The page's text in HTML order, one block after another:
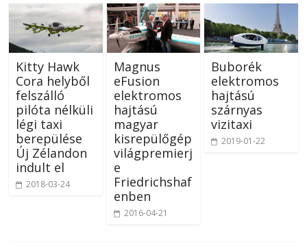
Kitty Hawk
Cora helyből
felszálló
pilóta nélküli
légi taxi
berepülése
Új Zélandon
indult el
2018-03-24
Magnus
eFusion
elektromos
hajtású
magyar
kisrepülőgép
világpremierj
e
Friedrichshaf
enben
2016-04-21
Buborék
elektromos
hajtású
szárnyas
vizitaxi
2019-01-22